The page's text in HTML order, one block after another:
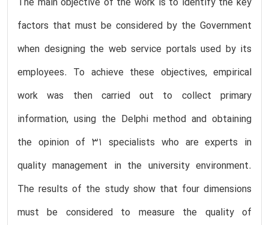
factors that must be considered by the Government
when designing the web service portals used by its
employees. To achieve these objectives, empirical
work was then carried out to collect primary
information, using the Delphi method and obtaining
the opinion of 31 specialists who are experts in
quality management in the university environment.
The results of the study show that four dimensions
must be considered to measure the quality of